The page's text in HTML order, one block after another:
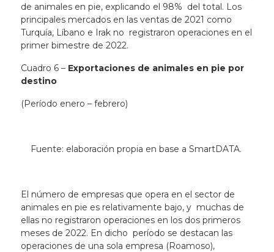
de animales en pie, explicando el 98% del total. Los
principales mercados en las ventas de 2021 como
Turquía, Líbano e Irak no registraron operaciones en el
primer bimestre de 2022.
Cuadro 6 – Exportaciones de animales en pie por
destino
(Período enero – febrero)
Fuente: elaboración propia en base a SmartDATA.
El número de empresas que opera en el sector de
animales en pie es relativamente bajo, y muchas de
ellas no registraron operaciones en los dos primeros
meses de 2022. En dicho período se destacan las
operaciones de una sola empresa (Roamoso),